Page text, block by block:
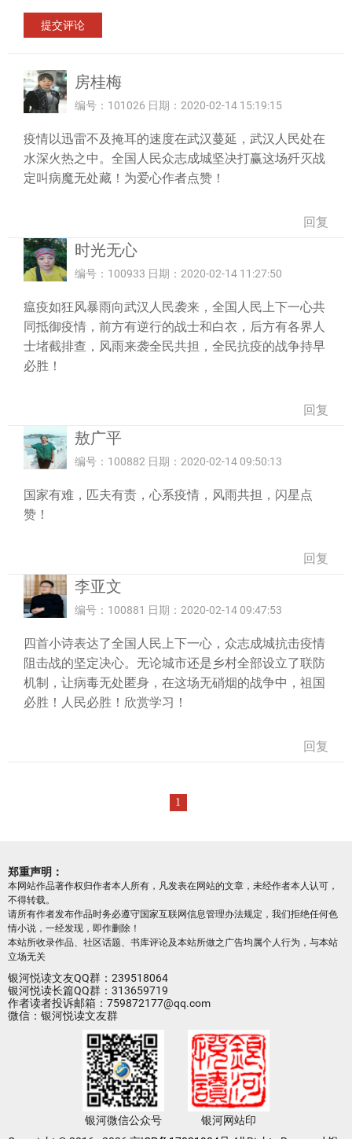
房桂梅
编号：101026 日期：2020-02-14 15:19:15
疫情以迅雷不及掩耳的速度在武汉蔓延，武汉人民处在
水深火热之中。全国人民众志成城坚决打赢这场歼灭战
定叫病魔无处藏！为爱心作者点赞！
回复
时光无心
编号：100933 日期：2020-02-14 11:27:50
瘟疫如狂风暴雨向武汉人民袭来，全国人民上下一心共
同抵御疫情，前方有逆行的战士和白衣，后方有各界人
士堵截排查，风雨来袭全民共担，全民抗疫的战争持早
必胜！
回复
敖广平
编号：100882 日期：2020-02-14 09:50:13
国家有难，匹夫有责，心系疫情，风雨共担，闪星点
赞！
回复
李亚文
编号：100881 日期：2020-02-14 09:47:53
四首小诗表达了全国人民上下一心，众志成城抗击疫情
阻击战的坚定决心。无论城市还是乡村全部设立了联防
机制，让病毒无处匿身，在这场无硝烟的战争中，祖国
必胜！人民必胜！欣赏学习！
回复
1
郑重声明：
本网站作品著作权归作者本人所有，凡发表在网站的文章，未经作者本人认可，
不得转载。
请所有作者发布作品时务必遵守国家互联网信息管理办法规定，我们拒绝任何色
情小说，一经发现，即作删除！
本站所收录作品、社区话题、书库评论及本站所做之广告均属个人行为，与本站
立场无关
银河悦读文友QQ群：239518064
银河悦读长篇QQ群：313659719
作者读者投诉邮箱：759872177@qq.com
微信：银河悦读文友群
银河微信公众号
银河网站印